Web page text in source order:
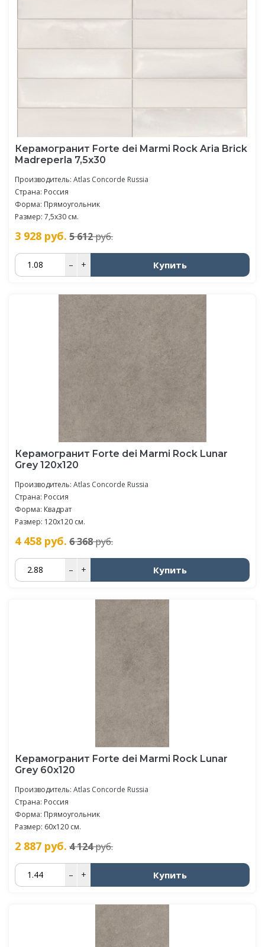
Керамогранит Forte dei Marmi Rock Aria Brick
Madreperla 7,5x30
Производитель: Atlas Concorde Russia
Страна: Россия
Форма: Прямоугольник
Размер: 7,5x30 см.
3 928 руб. 5 612руб.
– + Купить
Керамогранит Forte dei Marmi Rock Lunar
Grey 120x120
Производитель: Atlas Concorde Russia
Страна: Россия
Форма: Квадрат
Размер: 120x120 см.
4 458 руб. 6 368руб.
– + Купить
Керамогранит Forte dei Marmi Rock Lunar
Grey 60x120
Производитель: Atlas Concorde Russia
Страна: Россия
Форма: Прямоугольник
Размер: 60x120 см.
2 887 руб. 4 124руб.
– + Купить